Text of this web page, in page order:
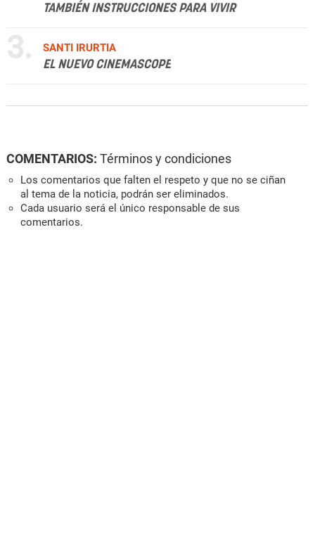
TAMBIÉN INSTRUCCIONES PARA VIVIR
3.
SANTI IRURTIA
EL NUEVO CINEMASCOPE
COMENTARIOS: Términos y condiciones
Los comentarios que falten el respeto y que no se ciñan
al tema de la noticia, podrán ser eliminados.
Cada usuario será el único responsable de sus
comentarios.